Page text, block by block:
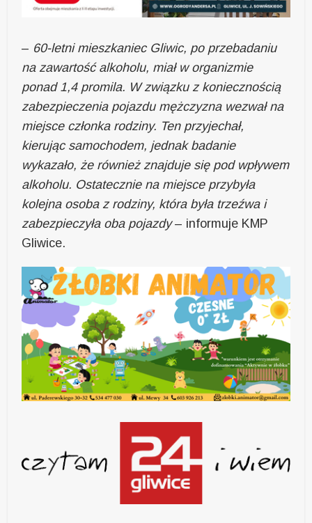
– 60-letni mieszkaniec Gliwic, po przebadaniu
na zawartość alkoholu, miał w organizmie
ponad 1,4 promila. W związku z koniecznością
zabezpieczenia pojazdu mężczyzna wezwał na
miejsce członka rodziny. Ten przyjechał,
kierując samochodem, jednak badanie
wykazało, że również znajduje się pod wpływem
alkoholu. Ostatecznie na miejsce przybyła
kolejna osoba z rodziny, która była trzeźwa i
zabezpieczyła oba pojazdy– informuje KMP
Gliwice.